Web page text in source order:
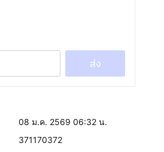
ส่ง
08 ม.ค. 2569 06:32 น.
371170372